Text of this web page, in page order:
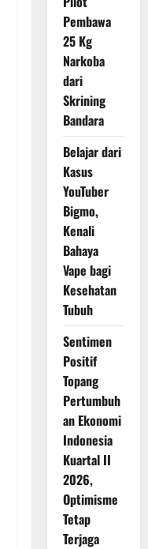
Pembawa
25 Kg
Narkoba
dari
Skrining
Bandara
Belajar dari
Kasus
YouTuber
Bigmo,
Kenali
Bahaya
Vape bagi
Kesehatan
Tubuh
Sentimen
Positif
Topang
Pertumbuh
an Ekonomi
Indonesia
Kuartal II
2026,
Optimisme
Tetap
Terjaga